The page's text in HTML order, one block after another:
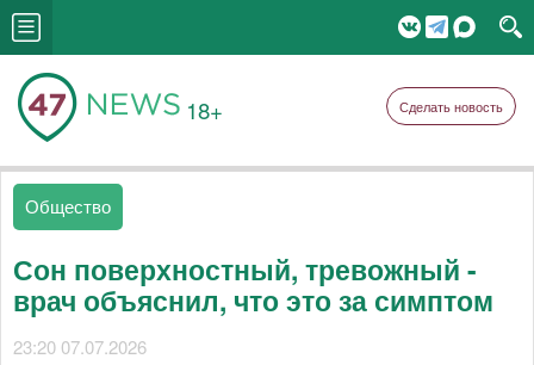
18+ Сделать новость
Общество
Сон поверхностный, тревожный -
врач объяснил, что это за симптом
23:20 07.07.2026